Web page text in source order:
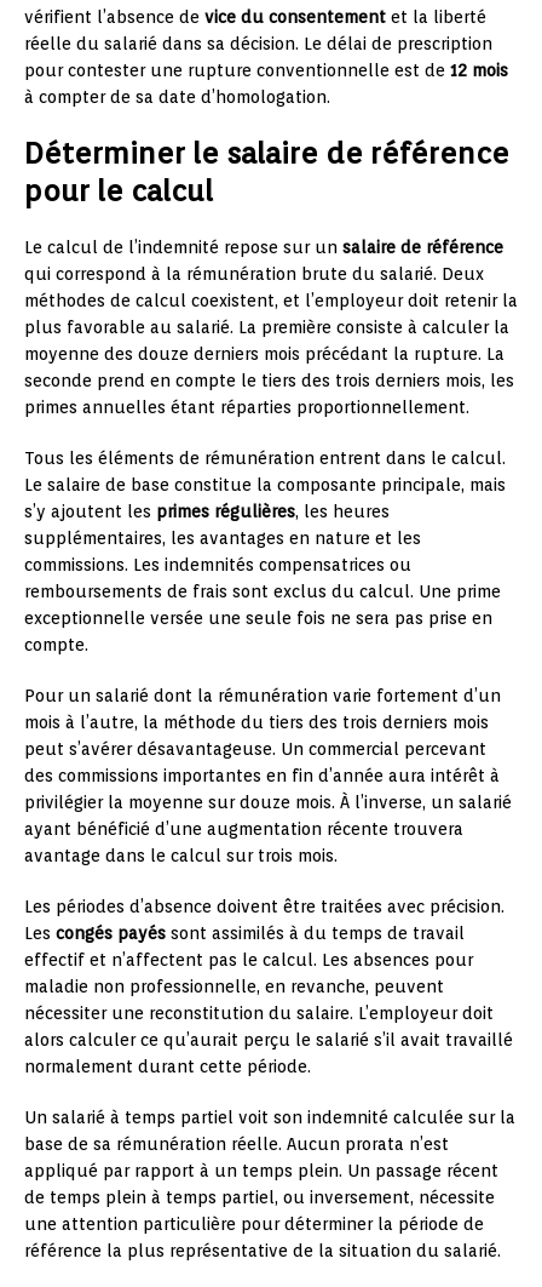
vérifient l’absence de vice du consentement et la liberté
réelle du salarié dans sa décision. Le délai de prescription
pour contester une rupture conventionnelle est de 12 mois
à compter de sa date d’homologation.
Déterminer le salaire de référence
pour le calcul
Le calcul de l’indemnité repose sur un salaire de référence
qui correspond à la rémunération brute du salarié. Deux
méthodes de calcul coexistent, et l’employeur doit retenir la
plus favorable au salarié. La première consiste à calculer la
moyenne des douze derniers mois précédant la rupture. La
seconde prend en compte le tiers des trois derniers mois, les
primes annuelles étant réparties proportionnellement.
Tous les éléments de rémunération entrent dans le calcul.
Le salaire de base constitue la composante principale, mais
s’y ajoutent les primes régulières, les heures
supplémentaires, les avantages en nature et les
commissions. Les indemnités compensatrices ou
remboursements de frais sont exclus du calcul. Une prime
exceptionnelle versée une seule fois ne sera pas prise en
compte.
Pour un salarié dont la rémunération varie fortement d’un
mois à l’autre, la méthode du tiers des trois derniers mois
peut s’avérer désavantageuse. Un commercial percevant
des commissions importantes en fin d’année aura intérêt à
privilégier la moyenne sur douze mois. À l’inverse, un salarié
ayant bénéficié d’une augmentation récente trouvera
avantage dans le calcul sur trois mois.
Les périodes d’absence doivent être traitées avec précision.
Les congés payés sont assimilés à du temps de travail
effectif et n’affectent pas le calcul. Les absences pour
maladie non professionnelle, en revanche, peuvent
nécessiter une reconstitution du salaire. L’employeur doit
alors calculer ce qu’aurait perçu le salarié s’il avait travaillé
normalement durant cette période.
Un salarié à temps partiel voit son indemnité calculée sur la
base de sa rémunération réelle. Aucun prorata n’est
appliqué par rapport à un temps plein. Un passage récent
de temps plein à temps partiel, ou inversement, nécessite
une attention particulière pour déterminer la période de
référence la plus représentative de la situation du salarié.